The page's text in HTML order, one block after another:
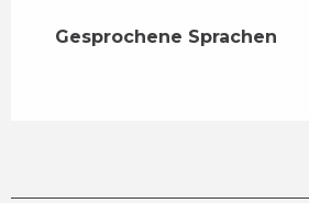
Gesprochene Sprachen
Gesprochene Sprachen